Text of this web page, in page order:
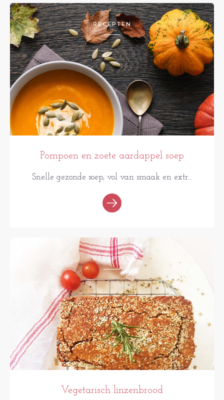
RECEPTEN
Pompoen en zoete aardappel soep
Snelle gezonde soep, vol van smaak en extr...
RECEPTEN
Vegetarisch linzenbrood